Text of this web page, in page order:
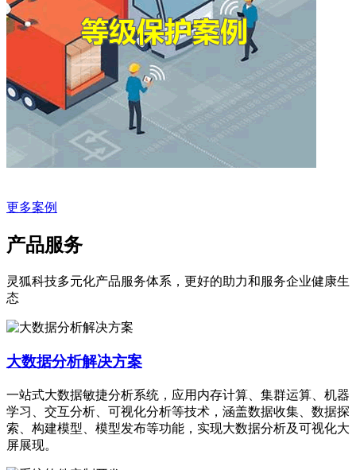
更多案例
产品服务
灵狐科技多元化产品服务体系，更好的助力和服务企业健康生
态
大数据分析解决方案
一站式大数据敏捷分析系统，应用内存计算、集群运算、机器
学习、交互分析、可视化分析等技术，涵盖数据收集、数据探
索、构建模型、模型发布等功能，实现大数据分析及可视化大
屏展现。